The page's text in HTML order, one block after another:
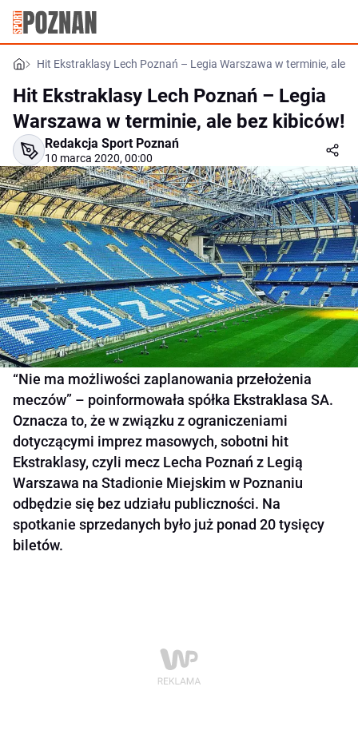
Hit Ekstraklasy Lech Poznań – Legia Warszawa w terminie, ale
Hit Ekstraklasy Lech Poznań – Legia
Warszawa w terminie, ale bez kibiców!
Redakcja Sport Poznań
10 marca 2020, 00:00
“Nie ma możliwości zaplanowania przełożenia
meczów” – poinformowała spółka Ekstraklasa SA.
Oznacza to, że w związku z ograniczeniami
dotyczącymi imprez masowych, sobotni hit
Ekstraklasy, czyli mecz Lecha Poznań z Legią
Warszawa na Stadionie Miejskim w Poznaniu
odbędzie się bez udziału publiczności. Na
spotkanie sprzedanych było już ponad 20 tysięcy
biletów.